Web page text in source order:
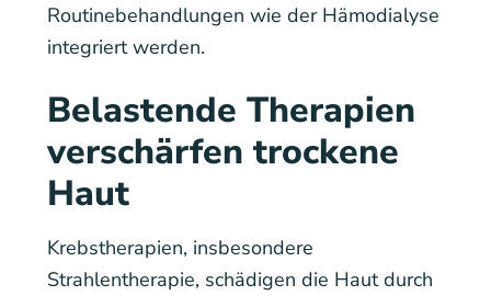
Routinebehandlungen wie der Hämodialyse
integriert werden.
Belastende Therapien
verschärfen trockene
Haut
Krebstherapien, insbesondere
Strahlentherapie, schädigen die Haut durch